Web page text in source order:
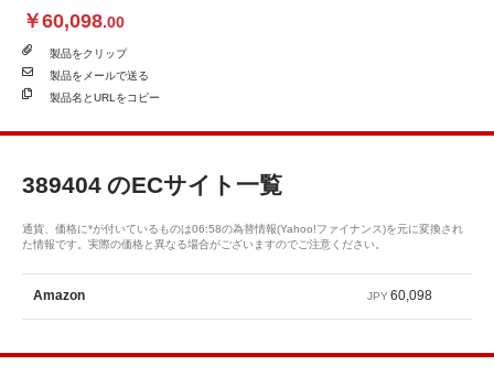
￥60,098.00
製品をクリップ
製品を メールで送る
製品名とURLをコピー
389404のECサイト一覧
通貨、価格に*が付いているものは06:58の為替情報(Yahoo!ファイナンス)を元に変換され
た情報です。実際の価格と異なる場合がございますのでご注意ください。
Amazon JPY 60,098